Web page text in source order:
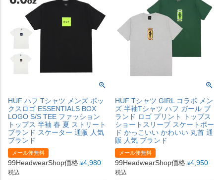
HUF ハフ Tシャツ メンズ ボッ
クスロゴ ESSENTIALS BOX
LOGO S/S TEE ファッション
トップス 半袖 春 夏 ストリート
ブランド スケーター 通販 人気
ブランド
メール便無料
99HeadwearShop価格 ¥4,980
税込
HUF Tシャツ GIRL コラボ メン
ズ 半袖Tシャツ ハフ ガール ブ
ランド ロゴ プリント トップス
ショートスリーブ スケートボー
ド かっこいい かわいい 丸首 通
販 人気 ブランド
メール便無料
99HeadwearShop価格 ¥4,950
税込